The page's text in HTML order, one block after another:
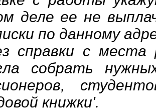
деле ее не
по данному
справки с
собрать
книжки'.